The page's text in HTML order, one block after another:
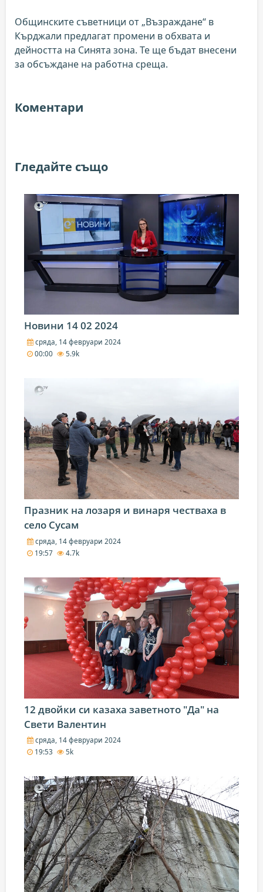
Общинските съветници от „Възраждане“ в
Кърджали предлагат промени в обхвата и
дейността на Синята зона. Te ще бъдат внесени
за обсъждане на работна среща.
Коментари
Гледайте също
Новини 14 02 2024
сряда, 14 февруари 2024
00:00
5.9k
Празник на лозаря и винаря честваха в
село Сусам
сряда, 14 февруари 2024
19:57
4.7k
12 двойки си казаха заветното "Да" на
Свети Валентин
сряда, 14 февруари 2024
19:53
5k